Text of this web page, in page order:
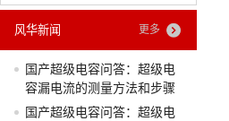
风华新闻 更多
国产超级电容问答：超级电
容漏电流的测量方法和步骤
国产超级电容问答：超级电